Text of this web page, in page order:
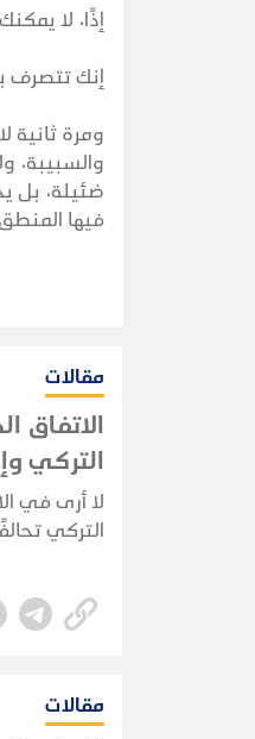
إذًا، لا
إنك تتصرف
ومرة ثانية
والسبيبة،
ضئيلة، بل
فيها
مقالات
الاتفاق
التركي
لا أرى في
التركي
وتواجه
مقالات